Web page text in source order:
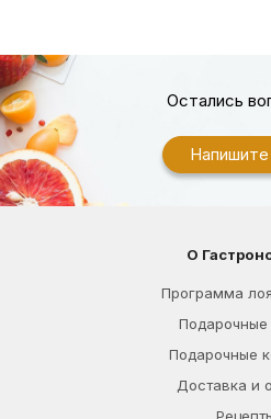
Остались
О
Программа
Подарочные
Подарочные
Доставка и